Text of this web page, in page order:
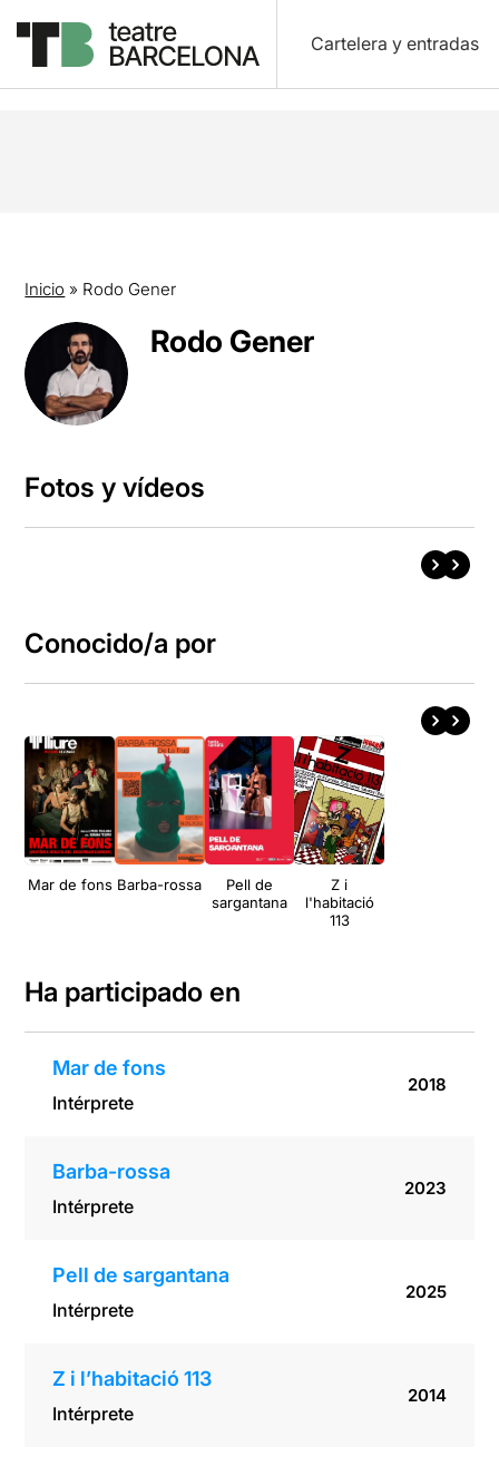
Cartelera y entradas
Inicio » Rodo Gener
Rodo Gener
Fotos y vídeos
Conocido/a por
Mar de fons Barba-rossa
Pell de
sargantana
Z i
l'habitació
113
Ha participado en
Mar de fons
Intérprete
2018
Barba-rossa
Intérprete
2023
Pell de sargantana
Intérprete
2025
Z i l’habitació 113
Intérprete
2014